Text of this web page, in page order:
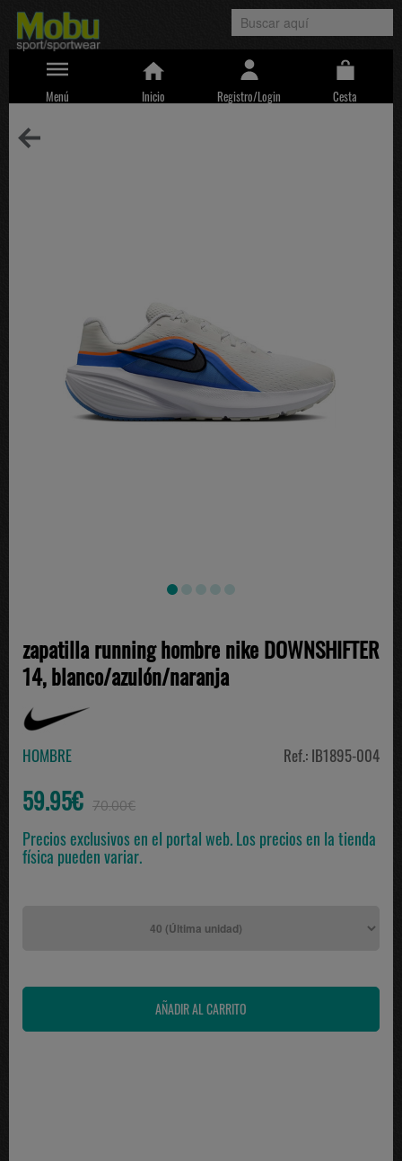
Menú Inicio Registro/Login Cesta
zapatilla running hombre nike DOWNSHIFTER
14, blanco/azulón/naranja
HOMBRE Ref.: IB1895-004
59.95€ 70.00€
Precios exclusivos en el portal web. Los precios en la tienda
física pueden variar.